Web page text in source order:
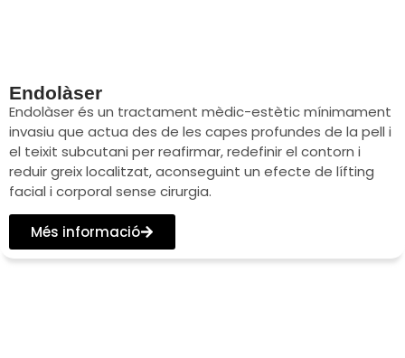
Endolàser
Endolàser és un tractament mèdic-estètic mínimament
invasiu que actua des de les capes profundes de la pell i
el teixit subcutani per reafirmar, redefinir el contorn i
reduir greix localitzat, aconseguint un efecte de lífting
facial i corporal sense cirurgia.
Més informació